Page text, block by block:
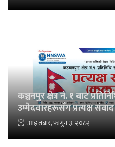
कञ्चनपुर क्षेत्र नं. १ बाट
उम्मेदवारहरूसँग प्रत्यक्ष
आइतबार, फागुन ३, २०८२